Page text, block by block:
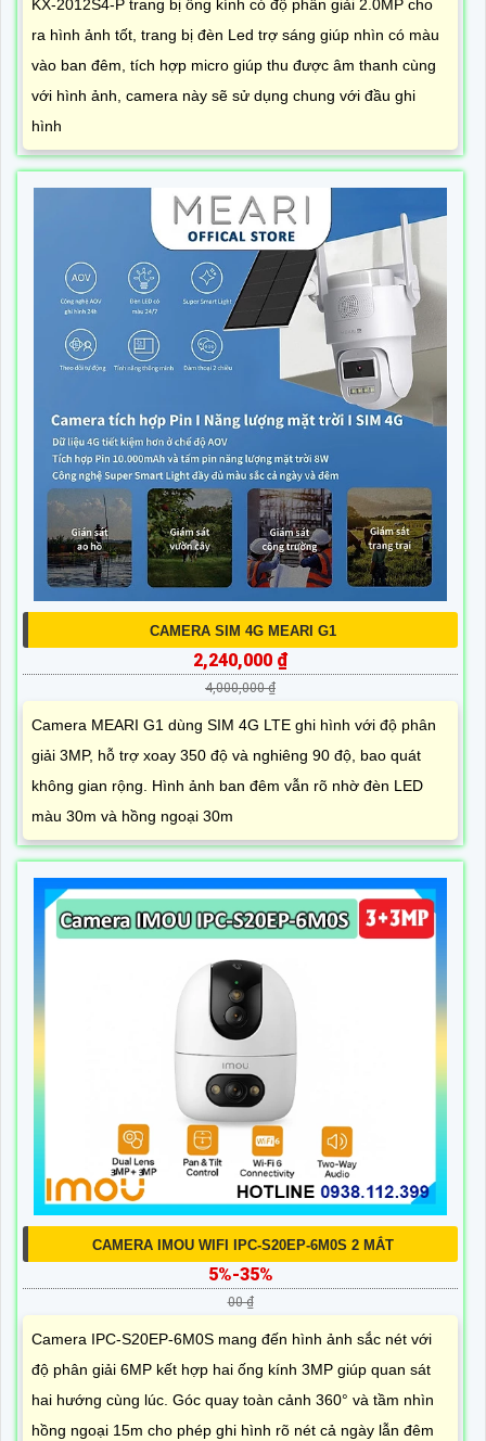
KX-2012S4-P trang bị ống kính có độ phân giải 2.0MP cho
ra hình ảnh tốt, trang bị đèn Led trợ sáng giúp nhìn có màu
vào ban đêm, tích hợp micro giúp thu được âm thanh cùng
với hình ảnh, camera này sẽ sử dụng chung với đầu ghi
hình
CAMERA SIM 4G MEARI G1
2,240,000 ₫
4,000,000 ₫
Camera MEARI G1 dùng SIM 4G LTE ghi hình với độ phân
giải 3MP, hỗ trợ xoay 350 độ và nghiêng 90 độ, bao quát
không gian rộng. Hình ảnh ban đêm vẫn rõ nhờ đèn LED
màu 30m và hồng ngoại 30m
CAMERA IMOU WIFI IPC-S20EP-6M0S 2 MẮT
5%-35%
00 ₫
Camera IPC-S20EP-6M0S mang đến hình ảnh sắc nét với
độ phân giải 6MP kết hợp hai ống kính 3MP giúp quan sát
hai hướng cùng lúc. Góc quay toàn cảnh 360° và tầm nhìn
hồng ngoại 15m cho phép ghi hình rõ nét cả ngày lẫn đêm